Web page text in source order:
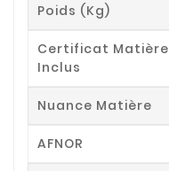
Poids (kg)
Certificat Matière
Inclus
Nuance Matière
AFNOR